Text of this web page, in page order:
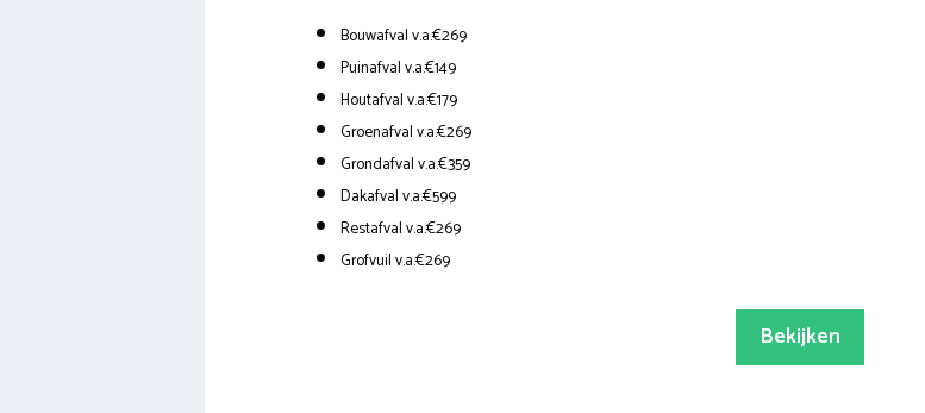
Bouwafval v.a.€269
Puinafval v.a.€149
Houtafval v.a.€179
Groenafval v.a.€269
Grondafval v.a.€359
Dakafval v.a.€599
Restafval v.a.€269
Grofvuil v.a.€269
Bekijken